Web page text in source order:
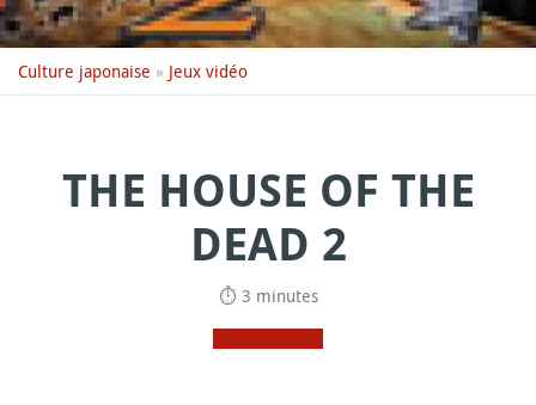
Culture japonaise » Jeux vidéo
THE HOUSE OF THE
DEAD 2
⏱ 3 minutes